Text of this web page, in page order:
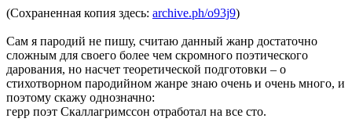
(Сохраненная копия здесь: archive.ph/o93j9)
Сам я пародий не пишу, считаю данный жанр достаточно
сложным для своего более чем скромного поэтического
дарования, но насчет теоретической подготовки – о
стихотворном пародийном жанре знаю очень и очень много, и
поэтому скажу однозначно:
герр поэт Скаллагримссон отработал на все сто.